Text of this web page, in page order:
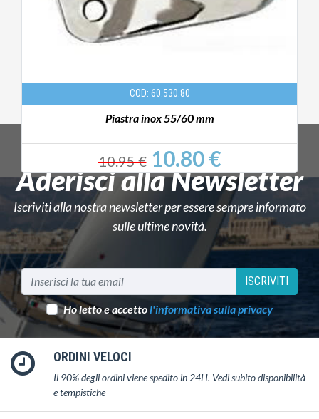
COD: 60.530.80
Piastra inox 55/60 mm
10.95 €10.80 €
Aderisci alla Newsletter
Iscriviti alla nostra newsletter per essere sempre informato
sulle ultime novità.
ISCRIVITI
Ho letto e accettol'informativa sulla privacy
ORDINI VELOCI
Il 90% degli ordini viene spedito in 24H. Vedi subito disponibilità
e tempistiche